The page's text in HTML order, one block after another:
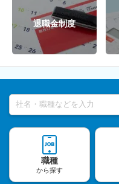
退職金制度
社名・職種などを入力
職種
から探す